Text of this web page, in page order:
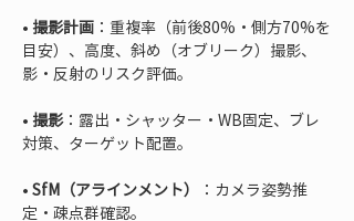
• 撮影計画 ：重複率（前後80%・側方70%を
目安）、高度、斜め（オブリーク）撮影、
• 撮影：露出・シャッター・WB固定、ブレ
• SfM（アラインメント）
：カメラ姿勢推